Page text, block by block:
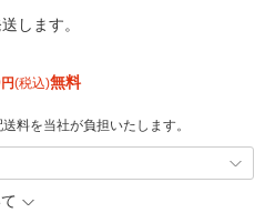
します。
円(税込)無料
料を当社が負担いたします。